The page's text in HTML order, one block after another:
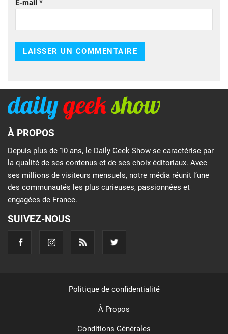
E-mail *
À PROPOS
Depuis plus de 10 ans, le Daily Geek Show se caractérise par
la qualité de ses contenus et de ses choix éditoriaux. Avec
ses millions de visiteurs mensuels, notre média réunit l’une
des communautés les plus curieuses, passionnées et
engagées de France.
SUIVEZ-NOUS
Politique de confidentialité
À Propos
Conditions Générales